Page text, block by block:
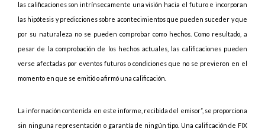
las calificaciones son intrínsecamente una visión hacia el futuro e incorporan
las hipótesis y predicciones sobre acontecimientos que pueden suceder y que
por su naturaleza no se pueden comprobar como hechos. Como resultado, a
pesar de la comprobación de los hechos actuales, las calificaciones pueden
verse afectadas por eventos futuros o condiciones que no se previeron en el
momento en que se emitió o afirmó una calificación.
La información contenida en este informe, recibida del emisor”, se proporciona
sin ninguna representación o garantía de ningún tipo. Una calificación de FIX